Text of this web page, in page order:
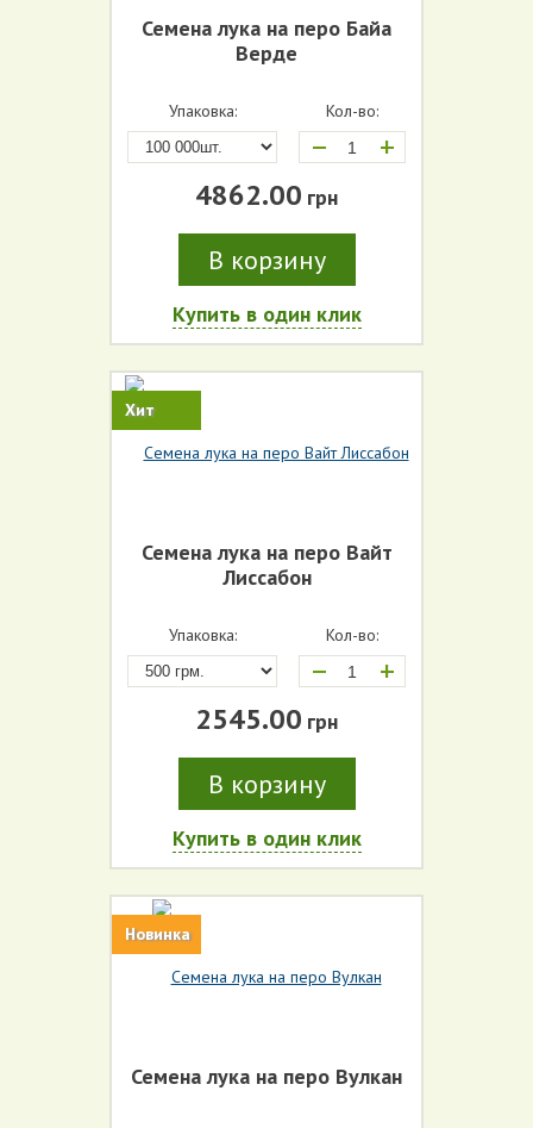
Семена лука на перо Байа
Верде
Упаковка: Кол-во:
+
4862.00 грн
В корзину
Купить в один клик
Хит
Семена лука на перо Вайт
Лиссабон
Упаковка: Кол-во:
+
2545.00 грн
В корзину
Купить в один клик
Новинка
Семена лука на перо Вулкан